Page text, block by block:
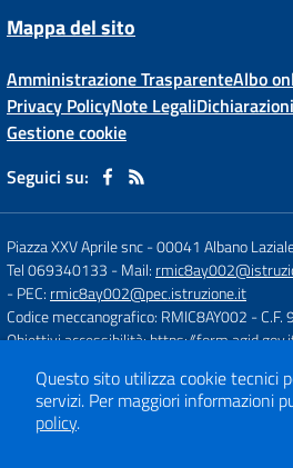
Mappa del sito
Amministrazione TrasparenteAlbo
Privacy PolicyNote Legali
Gestione cookie
Seguici su:
Piazza XXV Aprile snc-00041 Albano
Tel 069340133 - Mail:
- PEC: rmic8ay002@pec.istruzione.it
Codice meccanografico: RMIC8AY002 -
Obiettivi accessibilità:https://
Concept &
Questo sito utilizza cookie tecnici
servizi. Per maggiori informazioni
policy.